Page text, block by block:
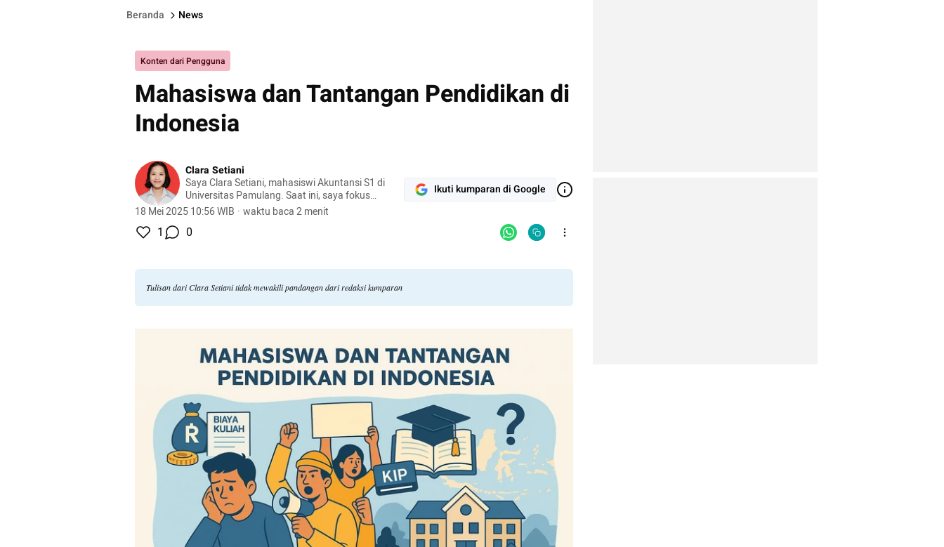
Beranda News
Konten dari Pengguna
Mahasiswa dan Tantangan Pendidikan di
Indonesia
Clara Setiani
Saya Clara Setiani, mahasiswi Akuntansi S1 di
Universitas Pamulang. Saat ini, saya fokus
mengembangkan keterampilan di bidang
karier profesional di industri ini.
18 Mei 2025 10:56 WIB · waktu baca 2 menit
Ikuti kumparan di Google
1 0
Tulisan dari Clara Setiani tidak mewakili pandangan dari redaksi kumparan